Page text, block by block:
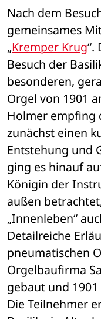
Nach dem
gemeinsames
„Kremper Krug“.
Besuch der
besonderen,
Orgel von 1901
Holmer empfing
zunächst einen
Entstehung und
ging es hinauf
Königin der
außen
„Innenleben“
Detailreiche
pneumatischen
Orgelbaufirma
gebaut und
Die Teilnehmer